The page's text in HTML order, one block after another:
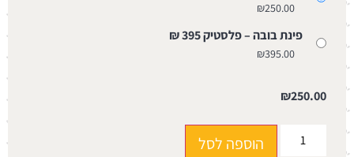
₪250.00
פינת בובה – פלסטיק 395 ₪
₪395.00
₪250.00
הוספה לסל